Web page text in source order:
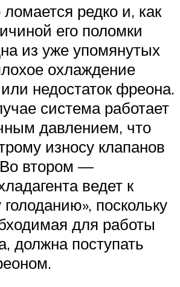
редко и, как
его поломки
из уже упомянутых
охлаждение
недостаток фреона.
система работает
давлением, что
износу клапанов
втором —
ведет к
поскольку
для работы
должна поступать